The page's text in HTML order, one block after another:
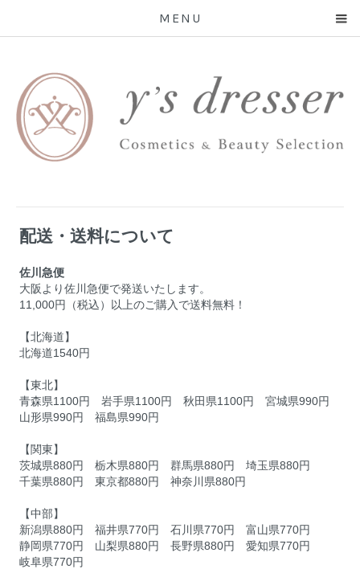
MENU
配送・送料について
佐川急便
大阪より佐川急便で発送いたします。
11,000円（税込）以上のご購入で送料無料！
【北海道】
北海道1540円
【東北】
青森県1100円 岩手県1100円 秋田県1100円 宮城県990円
山形県990円 福島県990円
【関東】
茨城県880円 栃木県880円 群馬県880円 埼玉県880円
千葉県880円 東京都880円 神奈川県880円
【中部】
新潟県880円 福井県770円 石川県770円 富山県770円
静岡県770円 山梨県880円 長野県880円 愛知県770円
岐阜県770円